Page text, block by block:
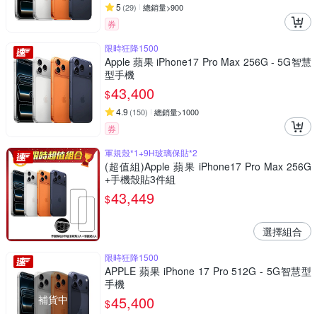
5 (29) 總銷量>900
券
限時狂降1500
Apple 蘋果 iPhone17 Pro Max 256G - 5G智慧
型手機
$43,400
4.9 (150) 總銷量>1000
券
軍規殼*1+9H玻璃保貼*2
(超值組)Apple 蘋果 iPhone17 Pro Max 256G
+手機殼貼3件組
$43,449
選擇組合
補貨中
限時狂降1500
APPLE 蘋果 iPhone 17 Pro 512G - 5G智慧型
手機
$45,400